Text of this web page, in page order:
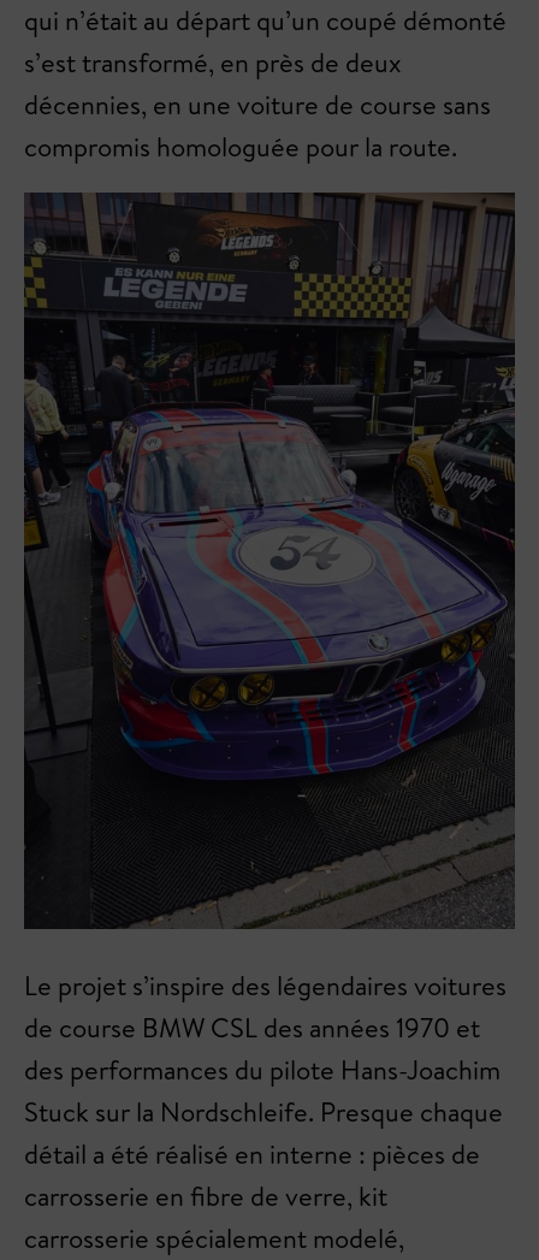
qui n’était au départ qu’un coupé démonté
s’est transformé, en près de deux
décennies, en une voiture de course sans
compromis homologuée pour la route.
Le projet s’inspire des légendaires voitures
de course BMW CSL des années 1970 et
des performances du pilote Hans-Joachim
Stuck sur la Nordschleife. Presque chaque
détail a été réalisé en interne : pièces de
carrosserie en fibre de verre, kit
carrosserie spécialement modelé,